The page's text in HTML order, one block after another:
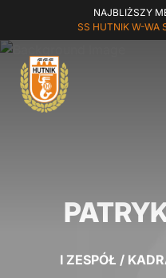
NAJBLIŻSZY
SS HUTNIK W-WA
I ZESPÓŁ /